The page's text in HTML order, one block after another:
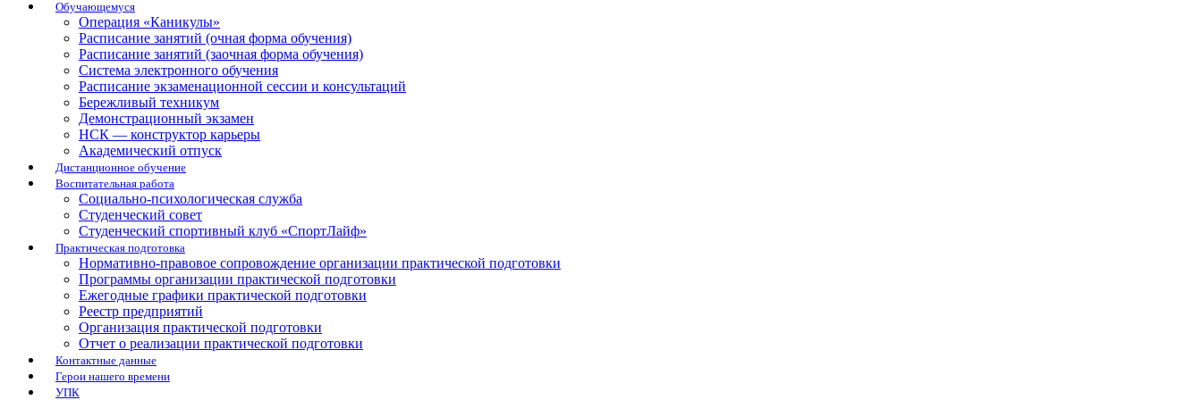
Обучающемуся
Операция «Каникулы»
Расписание занятий (очная форма обучения)
Расписание занятий (заочная форма обучения)
Система электронного обучения
Расписание экзаменационной сессии и консультаций
Бережливый техникум
Демонстрационный экзамен
НСК — конструктор карьеры
Академический отпуск
Дистанционное обучение
Воспитательная работа
Социально-психологическая служба
Студенческий совет
Студенческий спортивный клуб «СпортЛайф»
Практическая подготовка
Нормативно-правовое сопровождение организации практической подготовки
Программы организации практической подготовки
Ежегодные графики практической подготовки
Реестр предприятий
Организация практической подготовки
Отчет о реализации практической подготовки
Контактные данные
Герои нашего времени
УПК